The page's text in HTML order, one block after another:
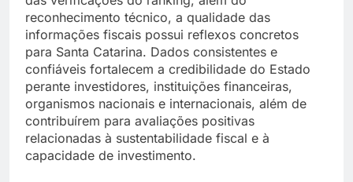
reconhecimento técnico, a qualidade das
informações fiscais possui reflexos concretos
para Santa Catarina. Dados consistentes e
confiáveis fortalecem a credibilidade do Estado
perante investidores, instituições financeiras,
organismos nacionais e internacionais, além de
contribuírem para avaliações positivas
relacionadas à sustentabilidade fiscal e à
capacidade de investimento.